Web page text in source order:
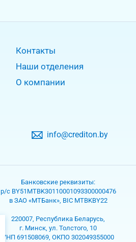
Контакты
Наши отделения
О компании
info@crediton.by
Банковские реквизиты:
р/с BY51MTBK30110001093300000476
в ЗАО «МТБанк», BIC MTBKBY22
220007, Республика Беларусь,
г. Минск, ул. Толстого, 10
УНП 691508069, ОКПО 302049355000